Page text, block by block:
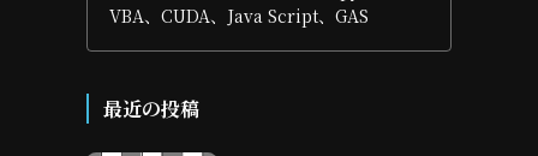
VBA、CUDA、Java Script、GAS
最近の投稿